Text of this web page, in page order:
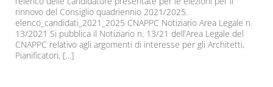
rinnovo del Consiglio quadriennio 2021/2025.
elenco_candidati_2021_2025 CNAPPC Notiziario Area Legale n.
13/2021 Si pubblica il Notiziario n. 13/21 dell’Area Legale del
CNAPPC relativo agli argomenti di interesse per gli Architetti,
Pianificatori, […]